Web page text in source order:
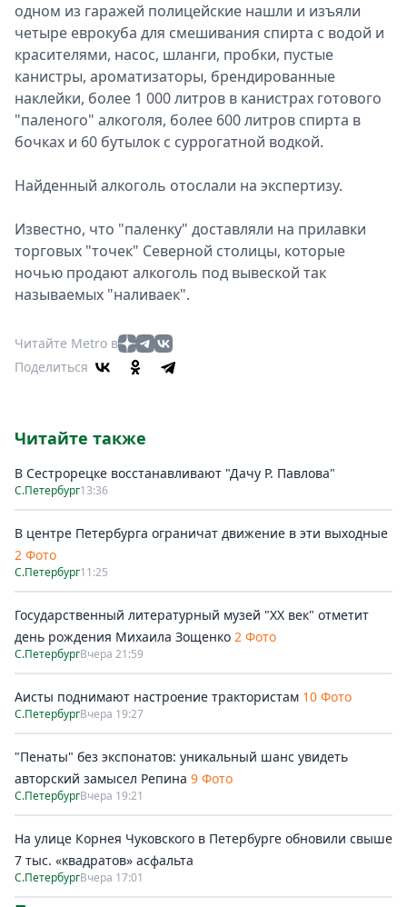
одном из гаражей полицейские нашли и изъяли
четыре еврокуба для смешивания спирта с водой и
красителями, насос, шланги, пробки, пустые
канистры, ароматизаторы, брендированные
наклейки, более 1 000 литров в канистрах готового
"паленого" алкоголя, более 600 литров спирта в
бочках и 60 бутылок с суррогатной водкой.
Найденный алкоголь отослали на экспертизу.
Известно, что "паленку" доставляли на прилавки
торговых "точек" Северной столицы, которые
ночью продают алкоголь под вывеской так
называемых "наливаек".
Читайте Metro в
Поделиться
Читайте также
В Сестрорецке восстанавливают "Дачу Р. Павлова"
С.Петербург13:36
В центре Петербурга ограничат движение в эти выходные
2 Фото
С.Петербург11:25
Государственный литературный музей "ХХ век" отметит
день рождения Михаила Зощенко 2 Фото
С.ПетербургВчера 21:59
Аисты поднимают настроение трактористам 10 Фото
С.ПетербургВчера 19:27
"Пенаты" без экспонатов: уникальный шанс увидеть
авторский замысел Репина 9 Фото
С.ПетербургВчера 19:21
На улице Корнея Чуковского в Петербурге обновили свыше
7 тыс. «квадратов» асфальта
С.ПетербургВчера 17:01